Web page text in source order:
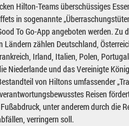
Hilton-Teams überschüssiges
in sogenannte
To Go-App angeboten werden. Zu
Ländern zählen Deutschland,
Irland, Italien, Polen,
Niederlande und das Vereinigte
von Hiltons umfassender
Reisen
unter anderem durch die
verringern soll.